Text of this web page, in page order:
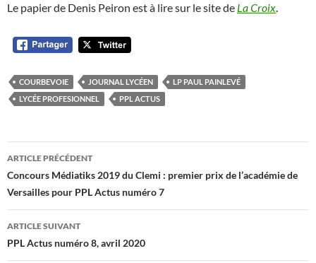
Le papier de Denis Peiron est à lire sur le site de La Croix.
COURBEVOIE JOURNAL LYCÉEN
LP PAUL PAINLEVÉ
LYCÉE PROFESIONNEL
PPL ACTUS
Navigation
des
articles
ARTICLE PRÉCÉDENT
Concours Médiatiks 2019 du Clemi : premier prix de l’académie de
Versailles pour PPL Actus numéro 7
ARTICLE SUIVANT
PPL Actus numéro 8, avril 2020